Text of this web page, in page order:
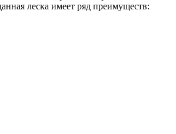
леска имеет ряд преимуществ: